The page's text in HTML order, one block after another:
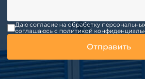
Даю согласие на обработку
соглашаюсь c политикой